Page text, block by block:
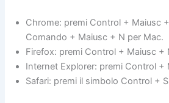
Chrome: premi Control + Maiusc
Comando + Maiusc + N per Mac.
Firefox: premi Control + Maiusc +
Internet Explorer: premi Control +
Safari: premi il simbolo Control +